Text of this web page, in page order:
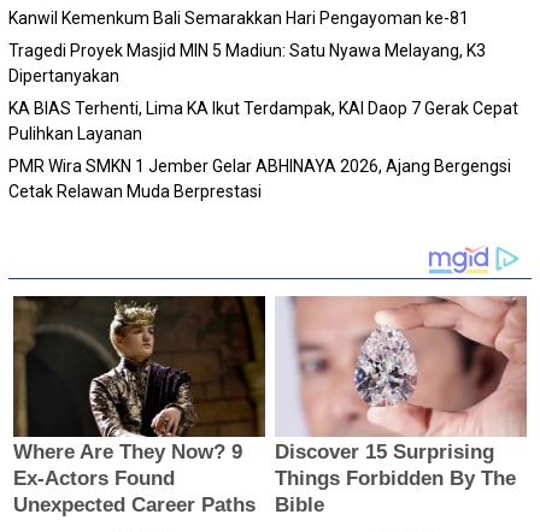
Kanwil Kemenkum Bali Semarakkan Hari Pengayoman ke-81
Tragedi Proyek Masjid MIN 5 Madiun: Satu Nyawa Melayang, K3
Dipertanyakan
KA BIAS Terhenti, Lima KA Ikut Terdampak, KAI Daop 7 Gerak Cepat
Pulihkan Layanan
PMR Wira SMKN 1 Jember Gelar ABHINAYA 2026, Ajang Bergengsi
Cetak Relawan Muda Berprestasi